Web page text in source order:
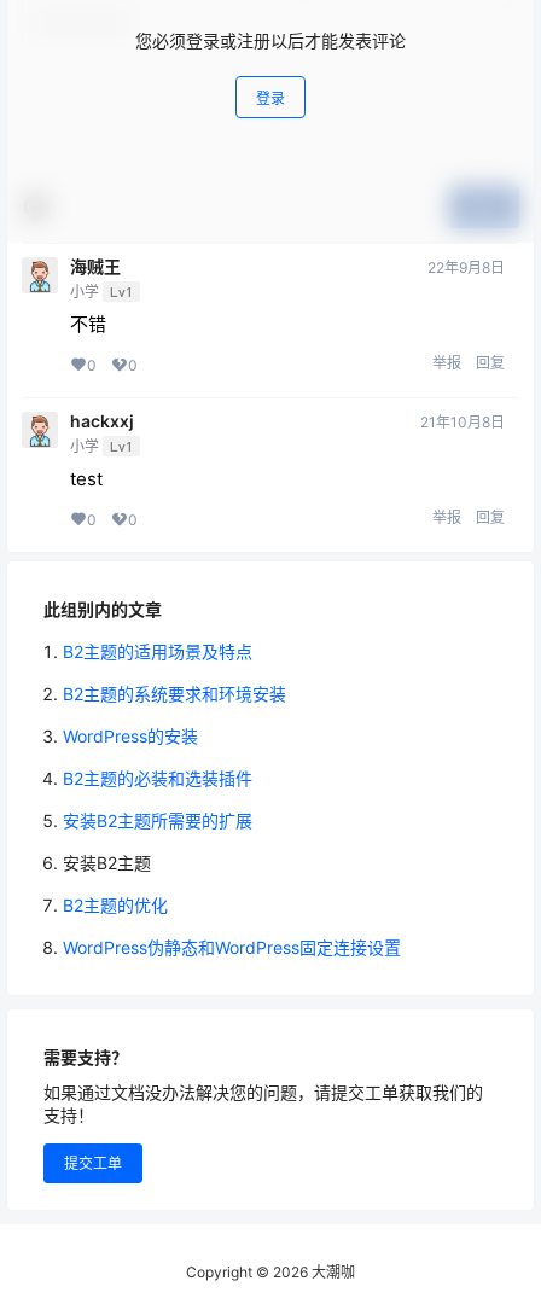
此组别内的文章
B2主题的适用场景及特点
B2主题的系统要求和环境安装
WordPress的安装
B2主题的必装和选装插件
安装B2主题所需要的扩展
安装B2主题
B2主题的优化
WordPress伪静态和WordPress固定连接设置
需要支持？
如果通过文档没办法解决您的问题，请提交工单获取我们的
支持！
提交工单
您必须登录或注册以后才能发表评论
登录
海贼王
小学 Lv1
22年9月8日
不错
0 0 举报 回复
hackxxj
小学 Lv1
21年10月8日
test
0 0 举报 回复
Copyright © 2026 大潮咖